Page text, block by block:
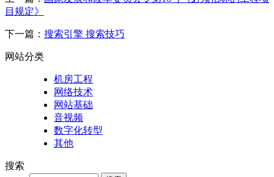
目规定》
下一篇： 搜索引擎 搜索技巧
网站分类
机房工程
网络技术
网站基础
音视频
数字化转型
其他
搜索